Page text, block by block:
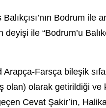
Bodrum ile
ile “Bodrum’u
Arapça-Farsça bileşik
olarak getirildiği ve
Cevat Şakir’in,